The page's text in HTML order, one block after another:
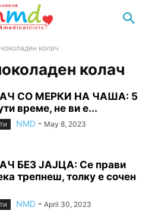
колач
колач
СО МЕРКИ НА ЧАША: 5
време, не ви е...
NMD - May 8, 2023
БЕЗ ЈАЈЦА: Се прави
трепнеш, толку е сочен
NMD - April 30, 2023